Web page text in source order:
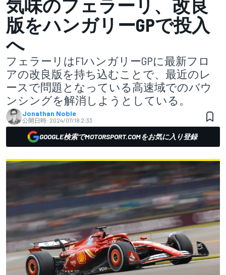
気味のフェラーリ、改良
版をハンガリーGPで投入
へ
フェラーリはF1ハンガリーGPに最新フロ
アの改良版を持ち込むことで、最近のレ
ースで問題となっている高速域でのバウ
ンシングを解消しようとしている。
Jonathan Noble
公開日時: 2024/07/18 2:33
GOOGLE検索でMOTORSPORT.COMをお気に入り登録